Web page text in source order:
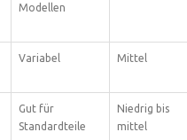
Modellen
Variabel Mittel
Gut für
Standardteile
Niedrig bis
mittel